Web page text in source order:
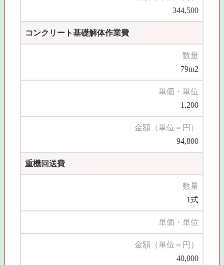
344,500
コンクリート基礎解体作業費
数量
79m2
単価・単位
1,200
金額（単位＝円）
94,800
重機回送費
数量
1式
単価・単位
金額（単位＝円）
40,000